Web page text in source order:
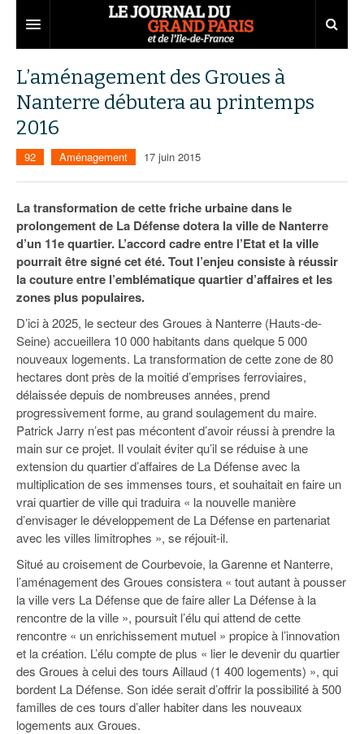
Grand Paris
Territoires
Aménagement
Collectivités
Services urbains
Entreprises
Développement économique
Attractivité
Innovation
Transport
Marchés publics
Départements
77
78
91
93
94
95
Nominations
Portraits
Agenda
Les Assises du Grand Paris
Éditions précédentes
Le podcast
Ecouter les épisodes
Lire les résumés
L’aménagement des Groues à
Nanterre débutera au printemps
2016
92 Aménagement 17 juin 2015
La transformation de cette friche urbaine dans le
prolongement de La Défense dotera la ville de Nanterre
d’un 11e quartier. L’accord cadre entre l’Etat et la ville
pourrait être signé cet été. Tout l’enjeu consiste à réussir
la couture entre l’emblématique quartier d’affaires et les
zones plus populaires.
D’ici à 2025, le secteur des Groues à Nanterre (Hauts-de-
Seine) accueillera 10 000 habitants dans quelque 5 000
nouveaux logements. La transformation de cette zone de 80
hectares dont près de la moitié d’emprises ferroviaires,
délaissée depuis de nombreuses années, prend
progressivement forme, au grand soulagement du maire.
Patrick Jarry n’est pas mécontent d’avoir réussi à prendre la
main sur ce projet. Il voulait éviter qu’il se réduise à une
extension du quartier d’affaires de La Défense avec la
multiplication de ses immenses tours, et souhaitait en faire un
vrai quartier de ville qui traduira « la nouvelle manière
d’envisager le développement de La Défense en partenariat
avec les villes limitrophes », se réjouit-il.
Situé au croisement de Courbevoie, la Garenne et Nanterre,
l’aménagement des Groues consistera « tout autant à pousser
la ville vers La Défense que de faire aller La Défense à la
rencontre de la ville », poursuit l’élu qui attend de cette
rencontre « un enrichissement mutuel » propice à l’innovation
et la création. L’élu compte de plus « lier le devenir du quartier
des Groues à celui des tours Aillaud (1 400 logements) », qui
bordent La Défense. Son idée serait d’offrir la possibilité à 500
familles de ces tours d’aller habiter dans les nouveaux
logements aux Groues.